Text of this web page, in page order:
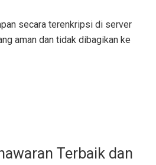
secara terenkripsi di server
aman dan tidak dibagikan ke
Terbaik dan